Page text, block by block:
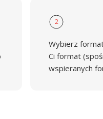
2
Wybierz
Ci format
wspieranych